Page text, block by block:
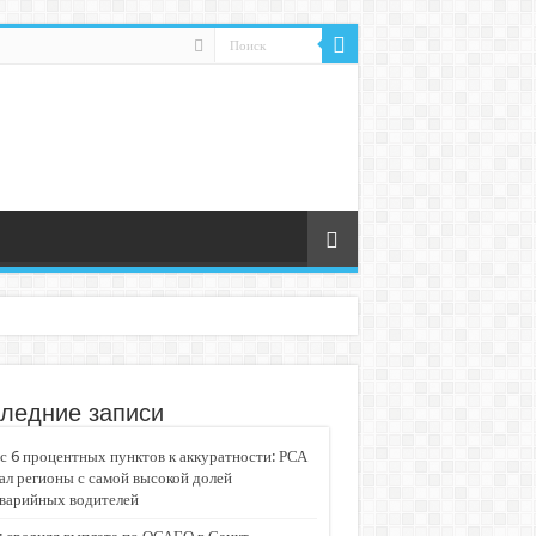
«Движение»
записи
6 процентных пунктов к аккуратности: РСА
регионы с самой высокой долей
водителей